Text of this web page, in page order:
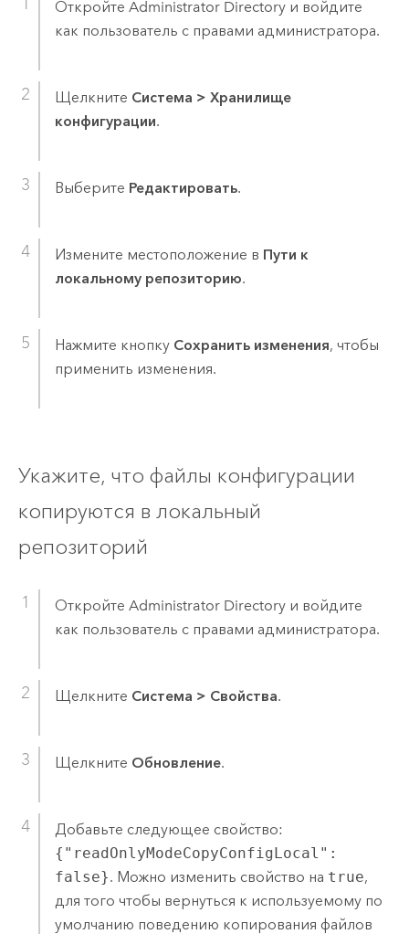
Откройте Administrator Directory и войдите
как пользователь с правами администратора.
Щелкните Система > Хранилище
конфигурации.
Выберите Редактировать.
Измените местоположение в Пути к
локальному репозиторию.
Нажмите кнопку Сохранить изменения, чтобы
применить изменения.
Укажите, что файлы конфигурации
копируются в локальный
репозиторий
Откройте Administrator Directory и войдите
как пользователь с правами администратора.
Щелкните Система > Свойства.
Щелкните Обновление.
Добавьте следующее свойство:
{"readOnlyModeCopyConfigLocal":
false}. Можно изменить свойство на true,
для того чтобы вернуться к используемому по
умолчанию поведению копирования файлов